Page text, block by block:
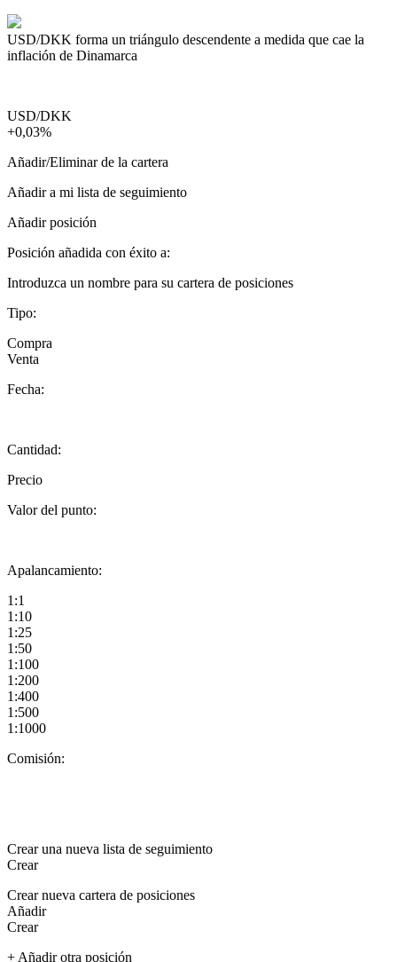
USD/DKK forma un triángulo descendente a medida que cae la
inflación de Dinamarca
USD/DKK
+0,03%
Añadir/Eliminar de la cartera
Añadir a mi lista de seguimiento
Añadir posición
Posición añadida con éxito a:
Introduzca un nombre para su cartera de posiciones
Tipo:
Compra
Venta
Fecha:
Cantidad:
Precio
Valor del punto:
Apalancamiento:
1:1
1:10
1:25
1:50
1:100
1:200
1:400
1:500
1:1000
Comisión:
Crear una nueva lista de seguimiento
Crear
Crear nueva cartera de posiciones
Añadir
Crear
+ Añadir otra posición